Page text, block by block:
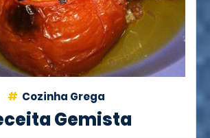
Cozinha Grega
Gemista